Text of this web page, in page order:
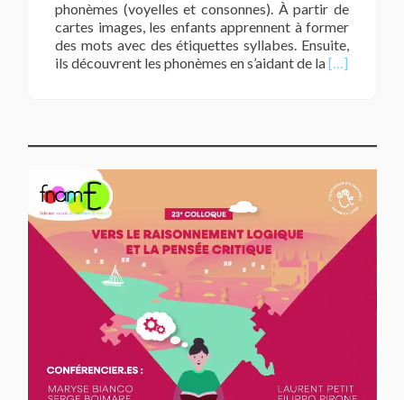
phonèmes (voyelles et consonnes). À partir de
cartes images, les enfants apprennent à former
des mots avec des étiquettes syllabes. Ensuite,
ils découvrent les phonèmes en s’aidant de laEn
des
mots
[…]